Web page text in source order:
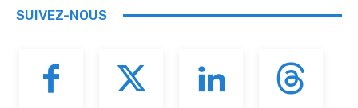
SUIVEZ-NOUS